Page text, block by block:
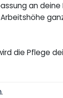
an
die Pflege
.